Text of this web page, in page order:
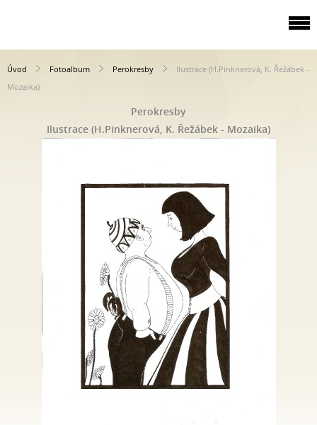
Úvod Fotoalbum Perokresby
Ilustrace (H.Pinknerová, K. Řežábek -
Mozaika)
Perokresby
Ilustrace (H.Pinknerová, K. Řežábek - Mozaika)